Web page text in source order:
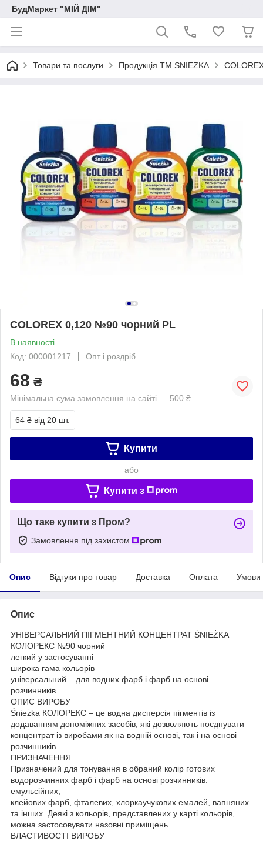
БудМаркет "МІЙ ДІМ"
Товари та послуги Продукція ТМ SNIEZKA
COLOREX 0,120 №90 чорний PL
В наявності
Код: 000001217
Опт і роздріб
68 ₴
Мінімальна сума замовлення на сайті — 500 ₴
64 ₴ від 20 шт.
Купити
або
Купити з
Що таке купити з Пром?
Замовлення під захистом
Опис Відгуки про товар Доставка Оплата Умови
Опис
УНІВЕРСАЛЬНИЙ ПІГМЕНТНИЙ КОНЦЕНТРАТ ŚNIEŻKA
КОЛОРЕКС №90 чорний
легкий у застосуванні
широка гама кольорів
універсальний – для водних фарб і фарб на основі
розчинників
ОПИС ВИРОБУ
Śnieżka КОЛОРЕКС – це водна дисперсія пігментів із
додаванням допоміжних засобів, які дозволяють поєднувати
концентрат із виробами як на водній основі, так і на основі
розчинників.
ПРИЗНАЧЕННЯ
Призначений для тонування в обраний колір готових
водорозчинних фарб і фарб на основі розчинників:
емульсійних,
клейових фарб, фталевих, хлоркаучукових емалей, вапняних
та інших. Деякі з кольорів, представлених у карті кольорів,
можна застосовувати назовні приміщень.
ВЛАСТИВОСТІ ВИРОБУ